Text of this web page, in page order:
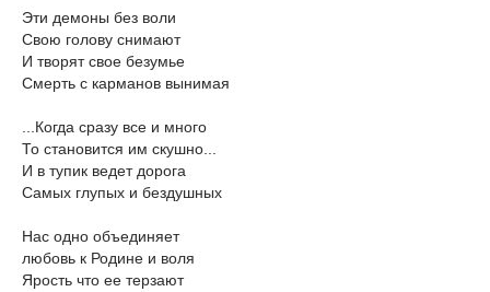
Эти демоны без воли
Свою голову снимают
И творят свое безумье
Смерть с карманов вынимая
...Когда сразу все и много
То становится им скушно...
И в тупик ведет дорога
Самых глупых и бездушных
Нас одно объединяет
любовь к Родине и воля
Ярость что ее терзают